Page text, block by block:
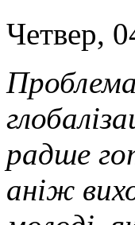
Четвер,
радше
аніж